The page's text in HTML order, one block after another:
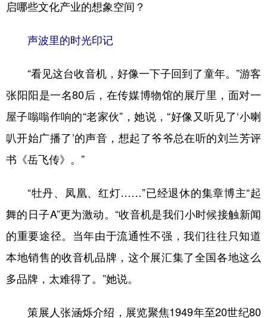
启哪些文化产业的想象空间？
声波里的时光印记
“看见这台收音机，好像一下子回到了童年。”游客
张阳阳是一名80后，在传媒博物馆的展厅里，面对一
屋子嗡嗡作响的“老家伙”，她说，“好像又听见了‘小喇
叭开始广播了’的声音，想起了爷爷总在听的刘兰芳评
书《岳飞传》。”
“牡丹、凤凰、红灯……”已经退休的集章博主“起
舞的日子A”更为激动。“收音机是我们小时候接触新闻
的重要途径。当年由于流通性不强，我们往往只知道
本地销售的收音机品牌，这个展汇集了全国各地这么
多品牌，太难得了。”她说。
策展人张涵烁介绍，展览聚焦1949年至20世纪80